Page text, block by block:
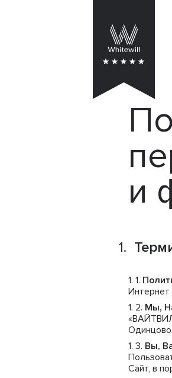
и
Интернет
Мы,
Вы,
Сайт, в